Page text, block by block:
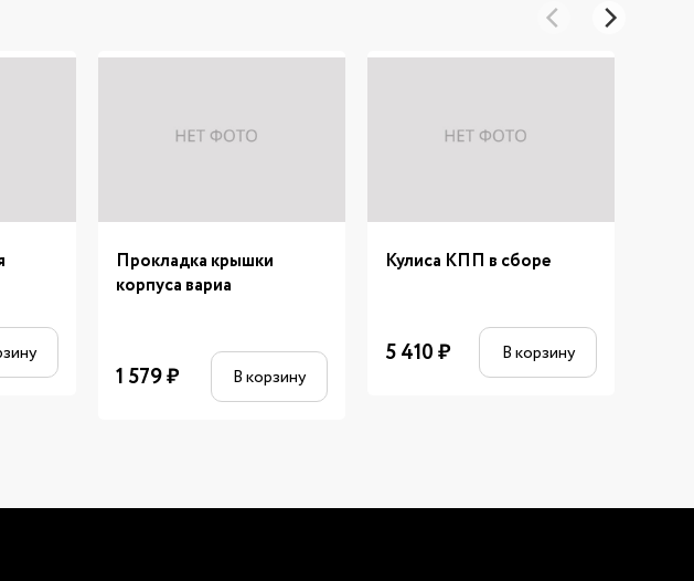
Прокладка крышки
корпуса вариа
1 579₽ В корзину
Кулиса КПП в сборе
5 410₽ В корзину